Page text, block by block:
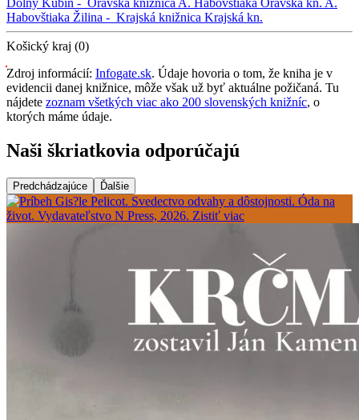
Dolný Kubín - Oravská knižnica A. Habovštiaka Oravská kn. A.
Habovštiaka Žilina - Krajská knižnica Krajská kn.
Košický kraj (0)
Zdroj informácií: Infogate.sk. Údaje hovoria o tom, že kniha je v
evidencii danej knižnice, môže však už byť aktuálne požičaná. Tu
nájdete zoznam všetkých viac ako 200 slovenských knižníc, o
ktorých máme údaje.
Naši škriatkovia odporúčajú
Predchádzajúce Ďalšie